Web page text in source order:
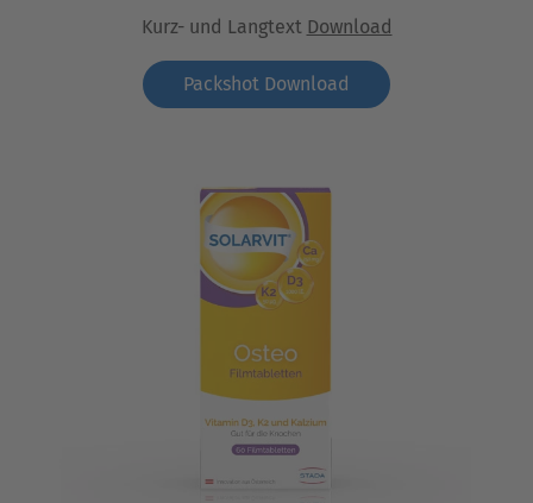
Kurz- und Langtext Download
Packshot Download